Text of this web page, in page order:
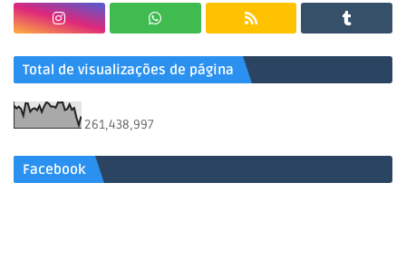
Total de visualizações de página
261,438,997
Facebook